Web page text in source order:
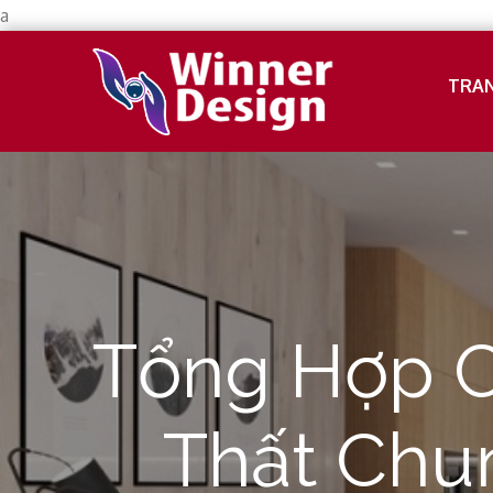
a
Tổng Hợp
Thất